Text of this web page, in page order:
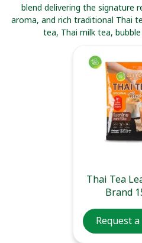
blend delivering the signature
aroma, and rich traditional Thai
tea, Thai milk tea,
Thai Tea
Brand
Request